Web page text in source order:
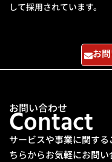
して採用されています。
お
Contact
お問い合わせ
サービスや事業に関す
ちらからお気軽にお問い